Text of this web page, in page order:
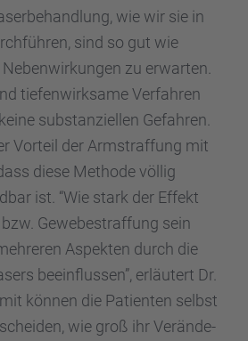
wie wir sie in
sind so gut wie
Neben­wir­kun­gen zu erwar­ten.
tiefen­wirk­same Verfah­ren
substan­zi­el­len Gefah­ren.
Vorteil der Armstraf­fung mit
diese Methode völlig
ist. “Wie stark der Effekt
Gewebe­straf­fung sein
Aspek­ten durch die
beein­flus­sen”, erläu­tert Dr.
können die Patien­ten selbst
wie groß ihr Verän­de­